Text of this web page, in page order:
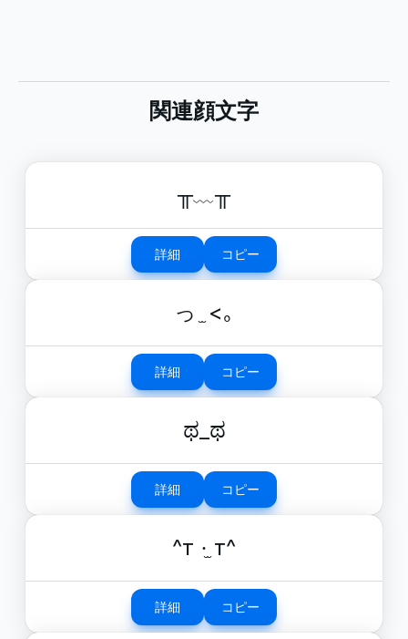
関連顔文字
╥﹏╥
詳細 コピー
っ ̫ <｡
詳細 コピー
ಥ_ಥ
詳細 コピー
^т ·̫ т^
詳細 コピー